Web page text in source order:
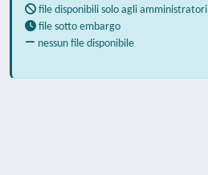
file disponibili solo agli amministratori
file sotto embargo
nessun file disponibile